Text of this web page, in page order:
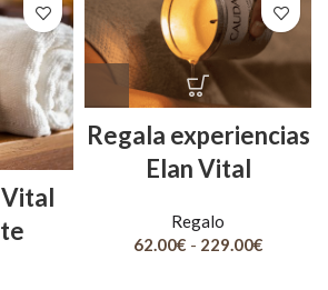
Vital
Regala experiencias
Elan Vital
Regalo
62.00€ - 229.00€Rango